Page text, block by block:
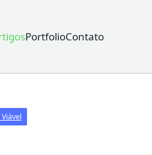
PortfolioContato